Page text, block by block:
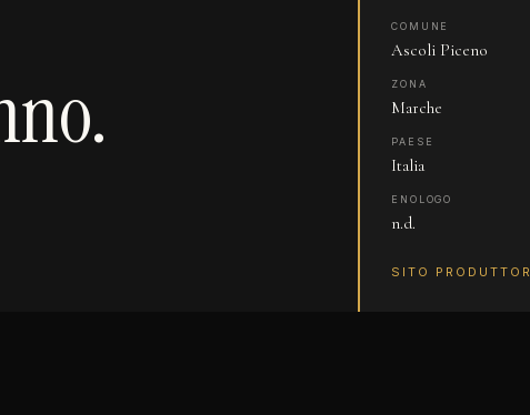
COMUNE
Ascoli Piceno
ZONA
Marche
PAESE
Italia
ENOLOGO
n.d.
SITO